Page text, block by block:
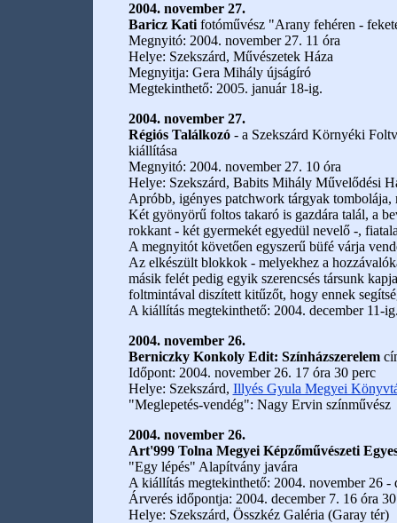
2004. november 27.
Baricz Katifotóművész "Arany fehéren -
Megnyitó: 2004. november 27. 11 óra
Helye: Szekszárd, Művészetek Háza
Megnyitja: Gera Mihály újságíró
Megtekinthető: 2005. január 18-ig.
2004. november 27.
Régiós Találkozó- a Szekszárd Környéki
kiállítása
Megnyitó: 2004. november 27. 10 óra
Helye: Szekszárd, Babits Mihály Művelődési
Apróbb, igényes patchwork tárgyak
Két gyönyörű foltos takaró is gazdára talál, a
rokkant - két gyermekét egyedül nevelő -,
A megnyitót követően egyszerű büfé várja
Az elkészült blokkok - melyekhez a
másik felét pedig egyik szerencsés társunk
foltmintával diszített kitűzőt, hogy ennek
A kiállítás megtekinthető: 2004. december 11-
2004. november 26.
Berniczky Konkoly Edit: Színházszerelem
Időpont: 2004. november 26. 17 óra 30 perc
Helye: Szekszárd, Illyés Gyula Megyei
"Meglepetés-vendég": Nagy Ervin színművész
2004. november 26.
Art'999 Tolna Megyei Képzőművészeti
"Egy lépés" Alapítvány javára
A kiállítás megtekinthető: 2004. november 26 -
Árverés időpontja: 2004. december 7. 16 óra
Helye: Szekszárd, Összkéz Galéria (Garay tér)